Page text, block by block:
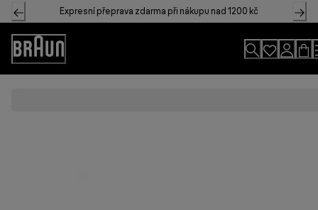
Skip
to
Content
Expresní přeprava zdarma při nákupu nad 1200 kč
Accessibility
Statement